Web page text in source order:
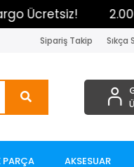
2.000₺ ve
Sipariş Takip Sıkça
PARÇA AKSESUAR